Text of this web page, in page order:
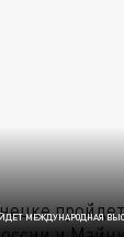
МЕЖДУНАРОДНАЯ